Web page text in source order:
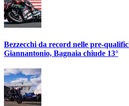
Bezzecchi da record nelle pre-
Giannantonio, Bagnaia chiude 13°